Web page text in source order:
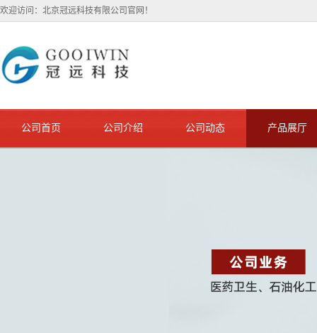
欢迎访问：北京冠远科技有限公司官网！
公司首页 公司介绍 公司动态 产品展厅